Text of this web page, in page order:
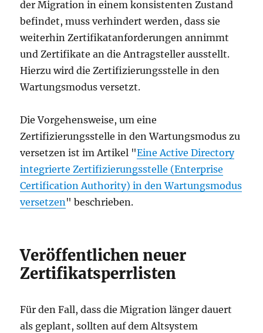
der Migration in einem konsistenten Zustand
befindet, muss verhindert werden, dass sie
weiterhin Zertifikatanforderungen annimmt
und Zertifikate an die Antragsteller ausstellt.
Hierzu wird die Zertifizierungsstelle in den
Wartungsmodus versetzt.
Die Vorgehensweise, um eine
Zertifizierungsstelle in den Wartungsmodus zu
versetzen ist im Artikel "Eine Active Directory
integrierte Zertifizierungsstelle (Enterprise
Certification Authority) in den Wartungsmodus
versetzen " beschrieben.
Veröffentlichen neuer
Zertifikatsperrlisten
Für den Fall, dass die Migration länger dauert
als geplant, sollten auf dem Altsystem